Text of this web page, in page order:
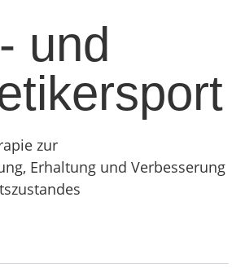
und
zur
Erhaltung und Verbesserung